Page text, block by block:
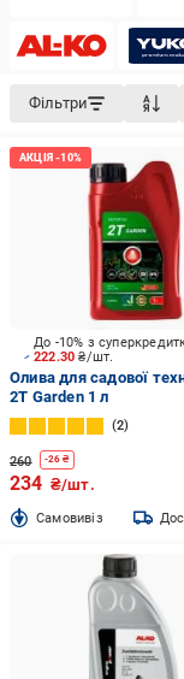
Фільтри
222.30₴/шт.
Олива для садової
2T Garden 1 л
2
260 -26 ₴
234 ₴/шт.
Cамовивіз